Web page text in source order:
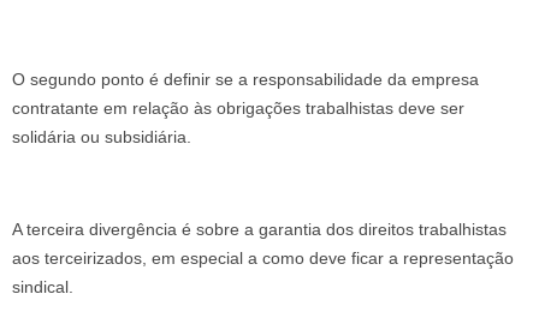
O segundo ponto é definir se a responsabilidade da empresa
contratante em relação às obrigações trabalhistas deve ser
solidária ou subsidiária.
A terceira divergência é sobre a garantia dos direitos trabalhistas
aos terceirizados, em especial a como deve ficar a representação
sindical.